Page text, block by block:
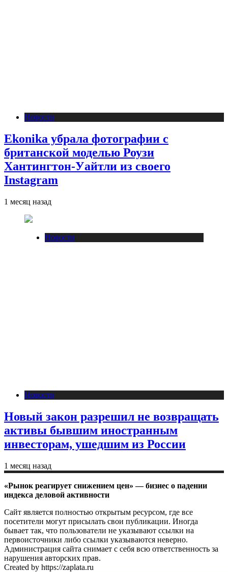
Новости
Ekonika убрала фотографии с
британской моделью Роузи
Хантингтон-Уайтли из своего
Instagram
1 месяц назад
Новости
Новости
Новый закон разрешил не возвращать
активы бывшим иностранным
инвесторам, ушедшим из России
1 месяц назад
«Рынок реагирует снижением цен» — бизнес о падении
индекса деловой активности
Сайт является полностью открытым ресурсом, где все
посетители могут присылать свои публикации. Иногда
бывает так, что пользователи не указывают ссылки на
первоисточники либо ссылки указываются неверно.
Администрация сайта снимает с себя всю ответственность за
нарушения авторских прав.
Created by https://zaplata.ru